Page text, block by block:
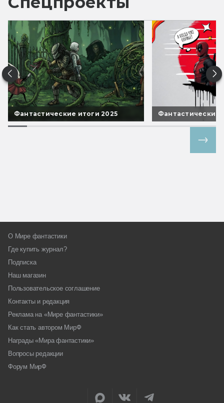
Фантастические итоги 2025 Фантастические
О Мире фантастики
Где купить журнал?
Подписка
Наш магазин
Пользовательское соглашение
Контакты и редакция
Реклама на «Мире фантастики»
Как стать автором МирФ
Награды «Мира фантастики»
Вопросы редакции
Форум МирФ